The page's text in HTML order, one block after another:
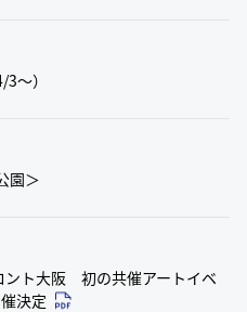
～）
園＞
ント大阪 初の共催アートイベ
決定